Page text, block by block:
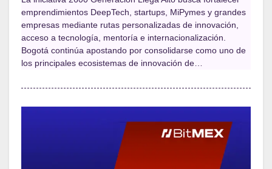
emprendimientos DeepTech, startups, MiPymes y grandes
empresas mediante rutas personalizadas de innovación,
acceso a tecnología, mentoría e internacionalización.
Bogotá continúa apostando por consolidarse como uno de
los principales ecosistemas de innovación de…